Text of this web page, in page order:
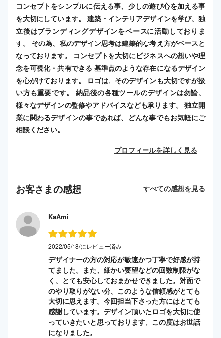
コンセプトをシンプルに伝える事、少しの遊び心を加える事
を大切にしています。 建築・インテリアデザインを学び、独
立後はブランディングデザインをベースに活動しておりま
す。 その為、私のデザイン思考は建築的な考え方がベースと
なっております。 コンセプトを大切にビジネスへの想いや理
念を可視化・共有できる 基準点のような存在になるデザイン
を心がけております。 ロゴは、そのデザインも大切ですが扱
い方も重要です。 納品後の各種ツールのデザインは勿論、
様々なデザインの監修やアドバイスなども承ります。 独立開
業に関わるデザインの事であれば、どんな事でもお気軽にご
相談ください。
プロフィールを詳しく見る
お客さまの感想 すべての感想を見る
KaAmi
2022/05/18/にレビュー済み
デザイナーの方の対応が敏速かつ丁寧で好感が持
てました。また、細かい要望などの回数制限がな
く、とても安心しておまかせできました。対面で
のやり取りがない分、このような信頼感がとても
大切に思えます。今回担当下さった方にはとても
感謝しています。デザイン頂いたロゴを大切に使
っていきたいと思っております。この度はお世話
になりました。